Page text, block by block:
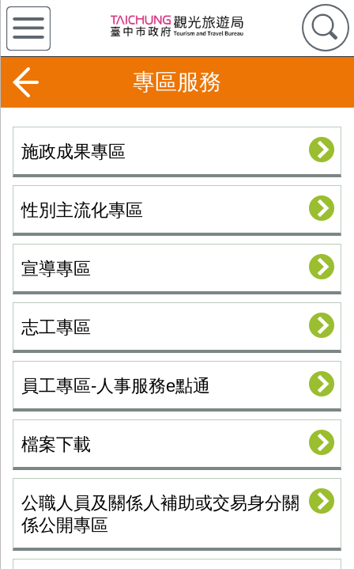
專區服務
施政成果專區
性別主流化專區
宣導專區
志工專區
員工專區-人事服務e點通
檔案下載
公職人員及關係人補助或交易身分關
係公開專區